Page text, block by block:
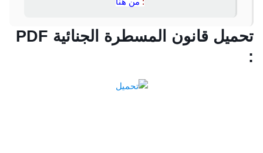
تحميل قانون المسطرة الجنائية PDF
: